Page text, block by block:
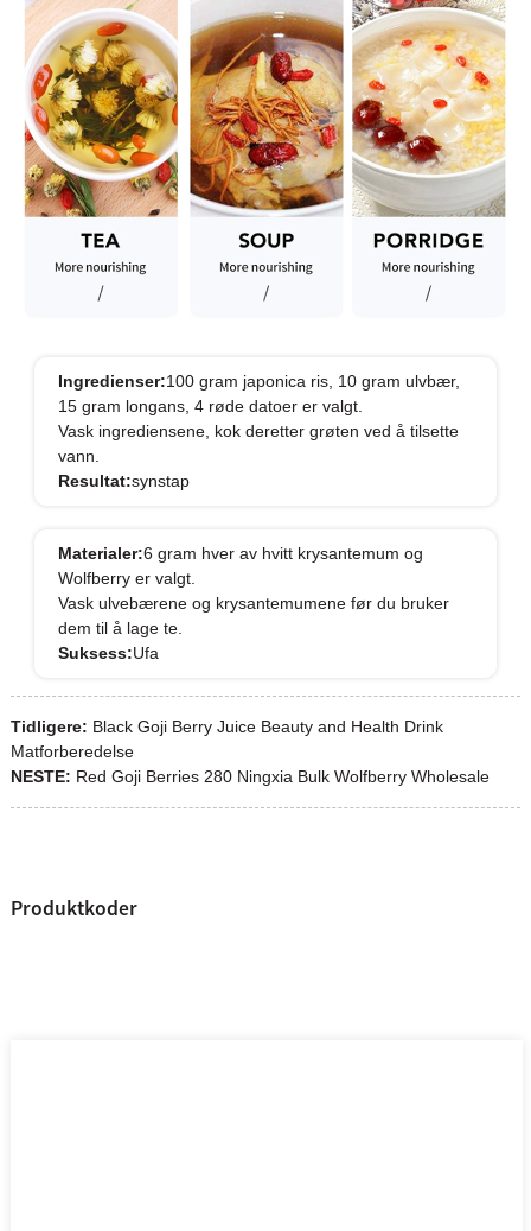
Ingredienser:100 gram japonica ris, 10 gram ulvbær,
15 gram longans, 4 røde datoer er valgt.
Vask ingrediensene, kok deretter grøten ved å tilsette
vann.
Resultat:synstap
Materialer:6 gram hver av hvitt krysantemum og
Wolfberry er valgt.
Vask ulvebærene og krysantemumene før du bruker
dem til å lage te.
Suksess:Ufa
Tidligere: Black Goji Berry Juice Beauty and Health Drink
Matforberedelse
NESTE: Red Goji Berries 280 Ningxia Bulk Wolfberry Wholesale
Produktkoder